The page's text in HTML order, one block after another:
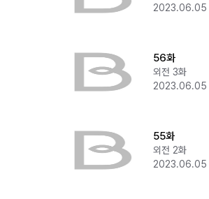
2023.06.05
56화
외전 3화
2023.06.05
55화
외전 2화
2023.06.05